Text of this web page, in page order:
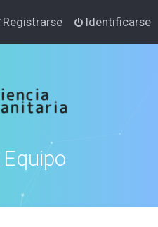
Identificarse
Registrarse